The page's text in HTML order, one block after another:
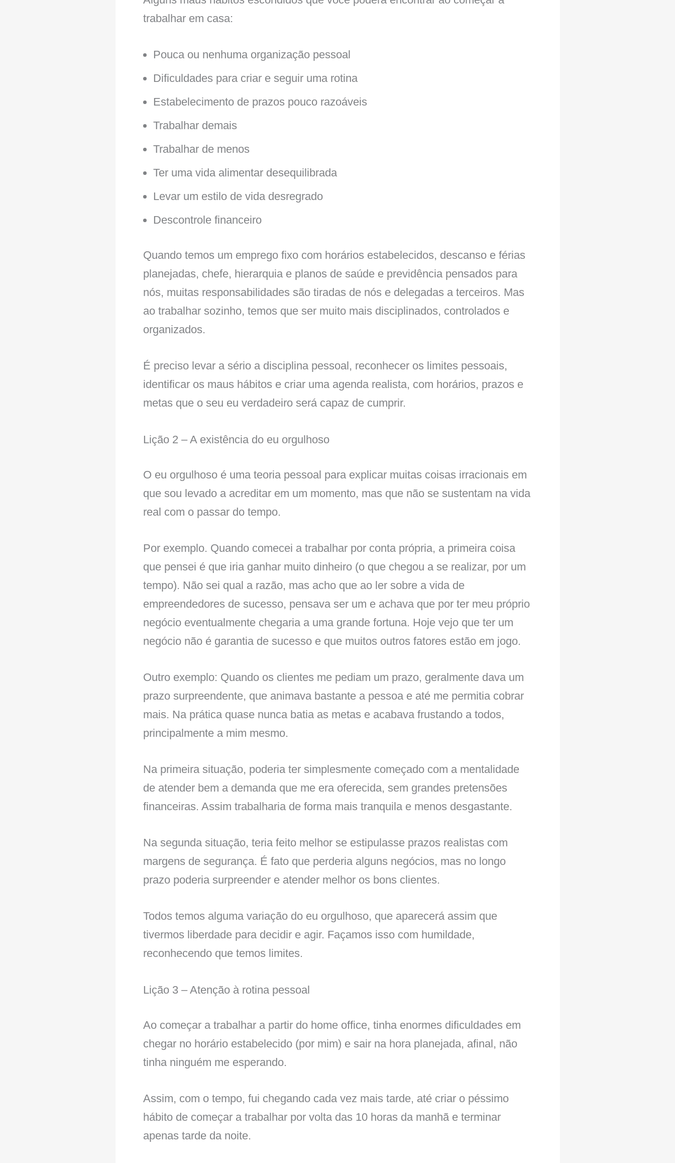
trabalhar em casa:
Pouca ou nenhuma organização pessoal
Dificuldades para criar e seguir uma rotina
Estabelecimento de prazos pouco razoáveis
Trabalhar demais
Trabalhar de menos
Ter uma vida alimentar desequilibrada
Levar um estilo de vida desregrado
Descontrole financeiro
Quando temos um emprego fixo com horários estabelecidos, descanso e férias
planejadas, chefe, hierarquia e planos de saúde e previdência pensados para
nós, muitas responsabilidades são tiradas de nós e delegadas a terceiros. Mas
ao trabalhar sozinho, temos que ser muito mais disciplinados, controlados e
organizados.
É preciso levar a sério a disciplina pessoal, reconhecer os limites pessoais,
identificar os maus hábitos e criar uma agenda realista, com horários, prazos e
metas que o seu eu verdadeiro será capaz de cumprir.
Lição 2 – A existência do eu orgulhoso
O eu orgulhoso é uma teoria pessoal para explicar muitas coisas irracionais em
que sou levado a acreditar em um momento, mas que não se sustentam na vida
real com o passar do tempo.
Por exemplo. Quando comecei a trabalhar por conta própria, a primeira coisa
que pensei é que iria ganhar muito dinheiro (o que chegou a se realizar, por um
tempo). Não sei qual a razão, mas acho que ao ler sobre a vida de
empreendedores de sucesso, pensava ser um e achava que por ter meu próprio
negócio eventualmente chegaria a uma grande fortuna. Hoje vejo que ter um
negócio não é garantia de sucesso e que muitos outros fatores estão em jogo.
Outro exemplo: Quando os clientes me pediam um prazo, geralmente dava um
prazo surpreendente, que animava bastante a pessoa e até me permitia cobrar
mais. Na prática quase nunca batia as metas e acabava frustando a todos,
principalmente a mim mesmo.
Na primeira situação, poderia ter simplesmente começado com a mentalidade
de atender bem a demanda que me era oferecida, sem grandes pretensões
financeiras. Assim trabalharia de forma mais tranquila e menos desgastante.
Na segunda situação, teria feito melhor se estipulasse prazos realistas com
margens de segurança. É fato que perderia alguns negócios, mas no longo
prazo poderia surpreender e atender melhor os bons clientes.
Todos temos alguma variação do eu orgulhoso, que aparecerá assim que
tivermos liberdade para decidir e agir. Façamos isso com humildade,
reconhecendo que temos limites.
Lição 3 – Atenção à rotina pessoal
Ao começar a trabalhar a partir do home office, tinha enormes dificuldades em
chegar no horário estabelecido (por mim) e sair na hora planejada, afinal, não
tinha ninguém me esperando.
Assim, com o tempo, fui chegando cada vez mais tarde, até criar o péssimo
hábito de começar a trabalhar por volta das 10 horas da manhã e terminar
apenas tarde da noite.